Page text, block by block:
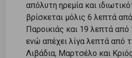
απόλυτη ηρεμία και
βρίσκεται μόλις 6 λεπτά
Παροικιάς και 19 λεπτά από
ενώ απέχει λίγα λεπτά από
Λιβάδια, Μαρτσέλο και